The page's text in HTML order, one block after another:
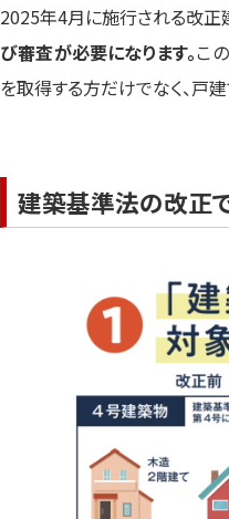
2025年4月に施行される改正
び審査が必要になります。こ
を取得する方だけでなく、戸
建築基準法の改正